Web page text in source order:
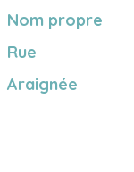
Nom propre
Rue
Araignée